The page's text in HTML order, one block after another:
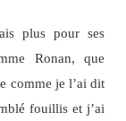
pour ses
Ronan, que
comme je l’ai dit
fouillis et j’ai